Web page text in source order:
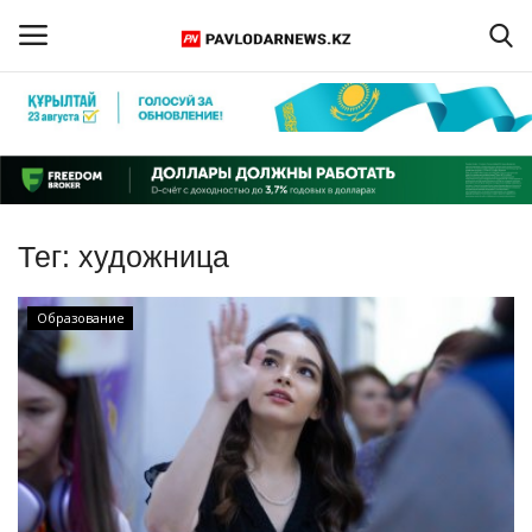
Регистрация
Главная
Обратная связь
ПАВЛОДАРСКАЯ ОБЛАСТЬ
КАЗАХСТАН
МИР
СПЕЦПРОЕКТЫ
Тег: художница
Образование